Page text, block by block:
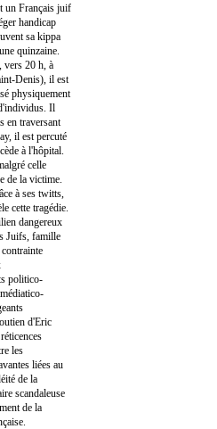
un Français juif
handicap
sa kippa
quinzaine.
vers 20 h, à
Denis), il est
physiquement
Il
en traversant
il est percuté
à l'hôpital.
celle
de la victime.
à ses twitts,
cette tragédie.
dangereux
Juifs, famille
politico-
d'Eric
les
liées au
de la
scandaleuse
de la